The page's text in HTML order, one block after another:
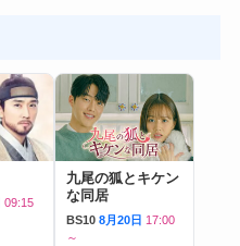
09:15
九尾の狐とキケン
な同居
BS10 8月20日 17:00
～